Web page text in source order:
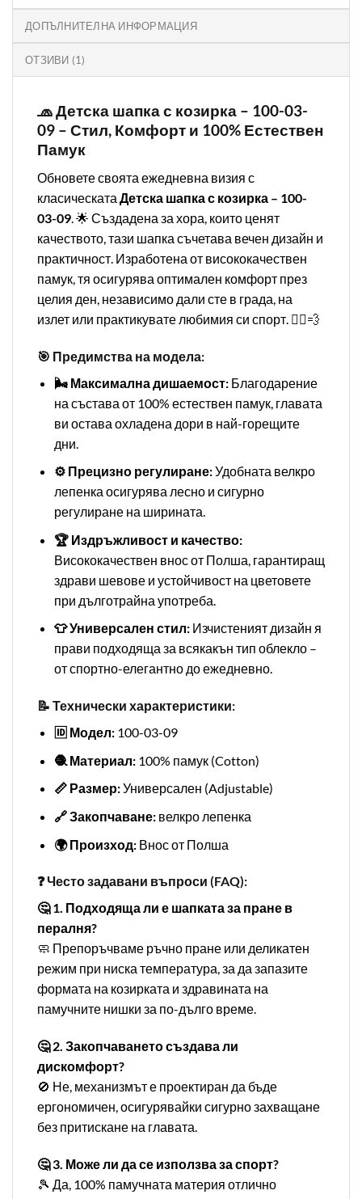
ДОПЪЛНИТЕЛНА ИНФОРМАЦИЯ
ОТЗИВИ (1)
🧢 Детска шапка с козирка – 100-03-
09 – Стил, Комфорт и 100% Естествен
Памук
Обновете своята ежедневна визия с
класическата Детска шапка с козирка – 100-
03-09. 🌟 Създадена за хора, които ценят
качеството, тази шапка съчетава вечен дизайн и
практичност. Изработена от висококачествен
памук, тя осигурява оптимален комфорт през
целия ден, независимо дали сте в града, на
излет или практикувате любимия си спорт. 🏃‍♂️💨
🎯 Предимства на модела:
🌬️ Максимална дишаемост:Благодарение
на състава от 100% естествен памук, главата
ви остава охладена дори в най-горещите
дни.
⚙️ Прецизно регулиране:Удобната велкро
лепенка осигурява лесно и сигурно
регулиране на ширината.
🏆 Издръжливост и качество:
Висококачествен внос от Полша, гарантиращ
здрави шевове и устойчивост на цветовете
при дълготрайна употреба.
👕 Универсален стил:Изчистеният дизайн я
прави подходяща за всякакън тип облекло –
от спортно-елегантно до ежедневно.
📝 Технически характеристики:
🆔 Модел:100-03-09
🧶 Материал:100% памук (Cotton)
📏 Размер:Универсален (Adjustable)
🔗 Закопчаване:велкро лепенка
🌍 Произход:Внос от Полша
❓ Често задавани въпроси (FAQ):
🤔 1. Подходяща ли е шапката за пране в
пералня?
🧼 Препоръчваме ръчно пране или деликатен
режим при ниска температура, за да запазите
формата на козирката и здравината на
памучните нишки за по-дълго време.
🤔 2. Закопчаването създава ли
дискомфорт?
🚫 Не, механизмът е проектиран да бъде
ергономичен, осигурявайки сигурно захващане
без притискане на главата.
🤔 3. Може ли да се използва за спорт?
🎾 Да, 100% памучната материя отлично